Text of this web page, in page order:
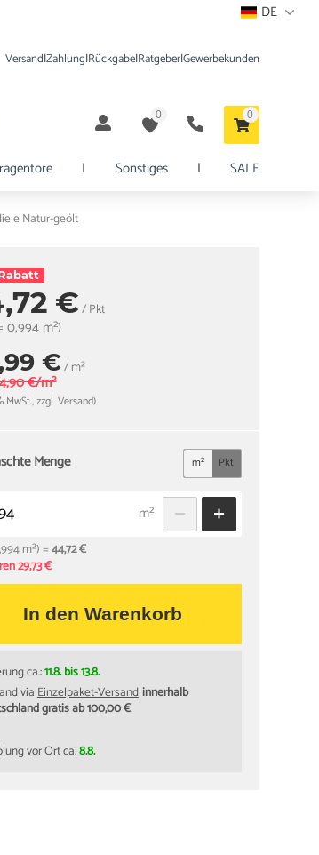
DE
Versand|Zahlung|Rückgabe|Ratgeber|Gewerbekunden
0 0
| Sonstiges | SALE
Natur-geölt
€/ Pkt
0,994 m²)
€/ m²
€/m²
MwSt., zzgl. Versand)
Menge m² Pkt
m²
m²) =44,72 €
29,73 €
In den Warenkorb
ca.:11.8. bis 13.8.
viaEinzelpaket-Versandinnerhalb
gratis ab 100,00 €
vor Ort ca.8.8.
Werkzeuge